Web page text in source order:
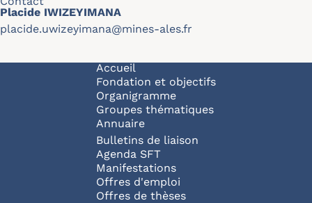
Placide IWIZEYIMANA
placide.uwizeyimana@mines-ales.fr
Navigation principale
Accueil
Fondation et objectifs
Organigramme
Groupes thématiques
Annuaire
Bulletins de liaison
Agenda SFT
Manifestations
Offres d'emploi
Offres de thèses